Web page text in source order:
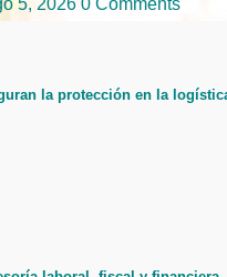
la protección en la